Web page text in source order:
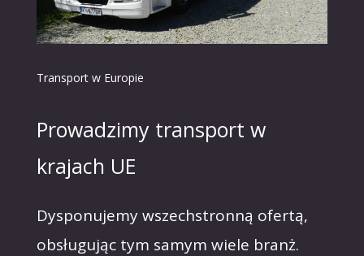
Transport w Europie
Prowadzimy transport w
krajach UE
Dysponujemy wszechstronną ofertą,
obsługując tym samym wiele branż.